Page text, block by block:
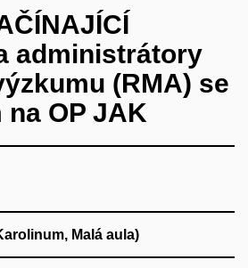
administrátory
(RMA) se
OP JAK
Malá aula)